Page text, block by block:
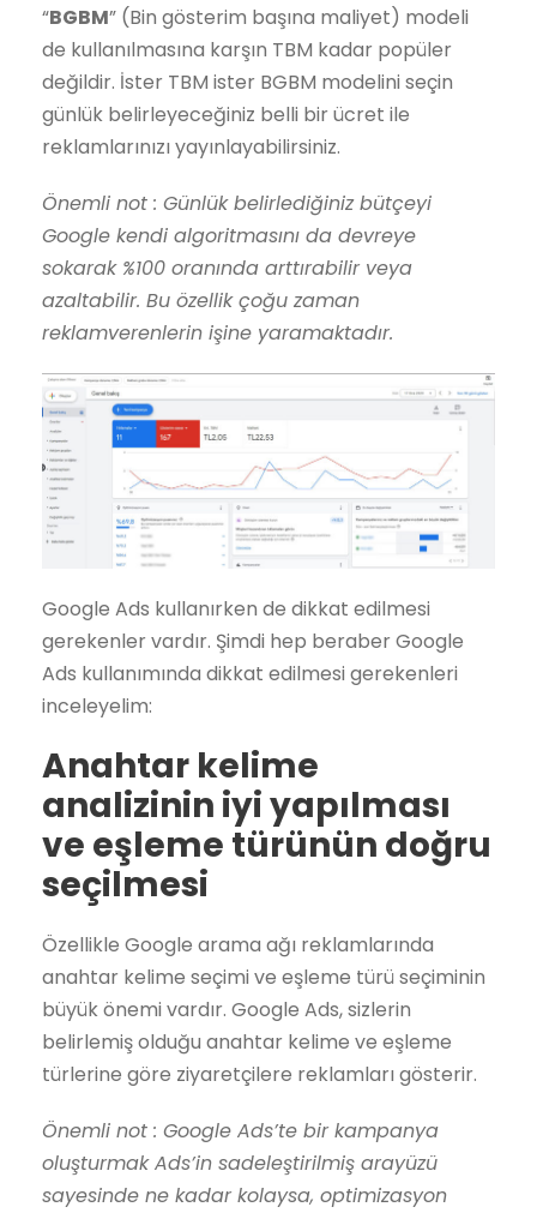
“BGBM” (Bin gösterim başına maliyet) modeli
de kullanılmasına karşın TBM kadar popüler
değildir. İster TBM ister BGBM modelini seçin
günlük belirleyeceğiniz belli bir ücret ile
reklamlarınızı yayınlayabilirsiniz.
Önemli not : Günlük belirlediğiniz bütçeyi
Google kendi algoritmasını da devreye
sokarak %100 oranında arttırabilir veya
azaltabilir. Bu özellik çoğu zaman
reklamverenlerin işine yaramaktadır.
Google Ads kullanırken de dikkat edilmesi
gerekenler vardır. Şimdi hep beraber Google
Ads kullanımında dikkat edilmesi gerekenleri
inceleyelim:
Anahtar kelime
analizinin iyi yapılması
ve eşleme türünün doğru
seçilmesi
Özellikle Google arama ağı reklamlarında
anahtar kelime seçimi ve eşleme türü seçiminin
büyük önemi vardır. Google Ads, sizlerin
belirlemiş olduğu anahtar kelime ve eşleme
türlerine göre ziyaretçilere reklamları gösterir.
Önemli not : Google Ads’te bir kampanya
oluşturmak Ads’in sadeleştirilmiş arayüzü
sayesinde ne kadar kolaysa, optimizasyon